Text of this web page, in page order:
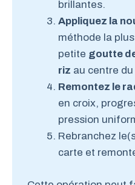
brillantes.
Appliquez la
méthode la
petite goutte
riz au centre du
Remontez le
en croix,
pression
Rebranchez
carte et